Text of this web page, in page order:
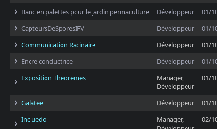
Banc en palettes pour le jardin permaculture
Développeur
01/
CapteursDeSporesIFV
Développeur
01/
Communication Racinaire
Développeur
01/
Encre conductrice
Développeur
01/
Exposition Theoremes
Manager,
Développeur
01/
Galatee Développeur
01/
Incluedo
Manager,
02/